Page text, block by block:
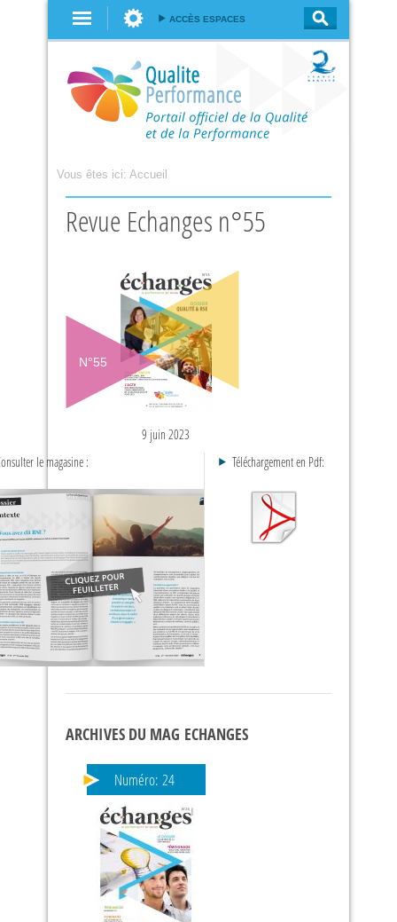
ACCÈS ESPACES
Vous êtes ici: Accueil
Revue Echanges n°55
N°55
9 juin 2023
le magasine :
Téléchargement en Pdf:
ARCHIVES DU MAG ECHANGES
Numéro: 24